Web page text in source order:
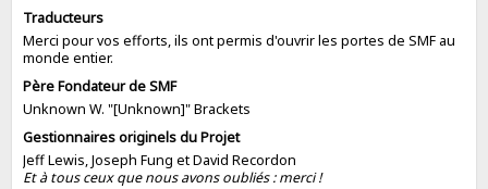
Traducteurs
Merci pour vos efforts, ils ont permis d'ouvrir les portes de SMF au
monde entier.
Père Fondateur de SMF
Unknown W. "[Unknown]" Brackets
Gestionnaires originels du Projet
Jeff Lewis, Joseph Fung et David Recordon
Et à tous ceux que nous avons oubliés : merci !